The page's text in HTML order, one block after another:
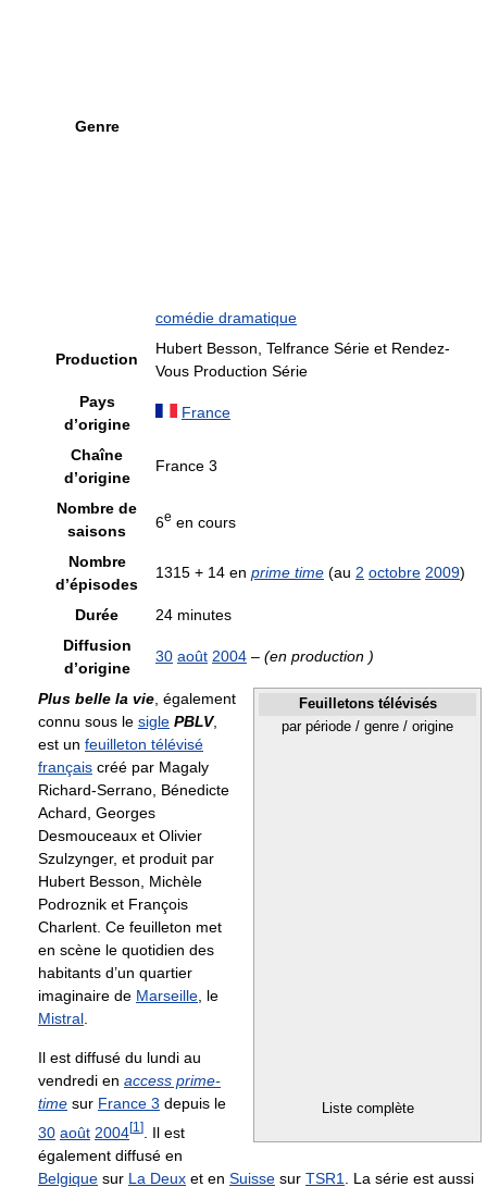
Genre
comédie dramatique
Production
Hubert Besson, Telfrance Série et Rendez-
Vous Production Série
Pays
d’origine
France
Chaîne
d’origine
France 3
Nombre de
saisons
6e en cours
Nombre
d’épisodes
1315 + 14 en prime time (au 2 octobre 2009)
Durée
24 minutes
Diffusion
d’origine
30 août 2004 – (en production )
Feuilletons télévisés
par période / genre / origine
Liste complète
Plus belle la vie , également
connu sous le sigle PBLV,
est un feuilleton télévisé
français créé par Magaly
Richard-Serrano, Bénedicte
Achard, Georges
Desmouceaux et Olivier
Szulzynger, et produit par
Hubert Besson, Michèle
Podroznik et François
Charlent. Ce feuilleton met
en scène le quotidien des
habitants d’un quartier
imaginaire de Marseille , le
Mistral
Il est diffusé du lundi au
vendredi en access prime-
time sur France 3 depuis le
30 août 2004[1 ]
. Il est
également diffusé en
Belgique sur La Deux et en Suisse sur TSR1
. La série est aussi